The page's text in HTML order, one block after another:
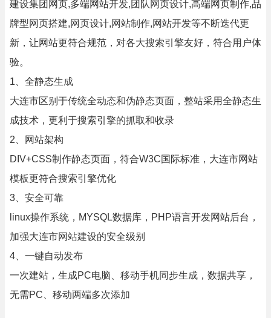
建设集团网页,多端网站开发,团队网页设计,高端网页制作,品
牌型网页搭建,网页设计,网站制作,网站开发等不断迭代更
新，让网站更符合规范，对各大搜索引擎友好，符合用户体
验。
1、全静态生成
大连市区别于传统全动态和伪静态页面，整站采用全静态生
成技术，更利于搜索引擎的抓取和收录
2、网站架构
DIV+CSS制作静态页面，符合W3C国际标准，大连市网站
模板更符合搜索引擎优化
3、安全可靠
linux操作系统，MYSQL数据库，PHP语言开发网站后台，
加强大连市网站建设的安全级别
4、一键自动发布
一次建站，生成PC电脑、移动手机同步生成，数据共享，
无需PC、移动两端多次添加